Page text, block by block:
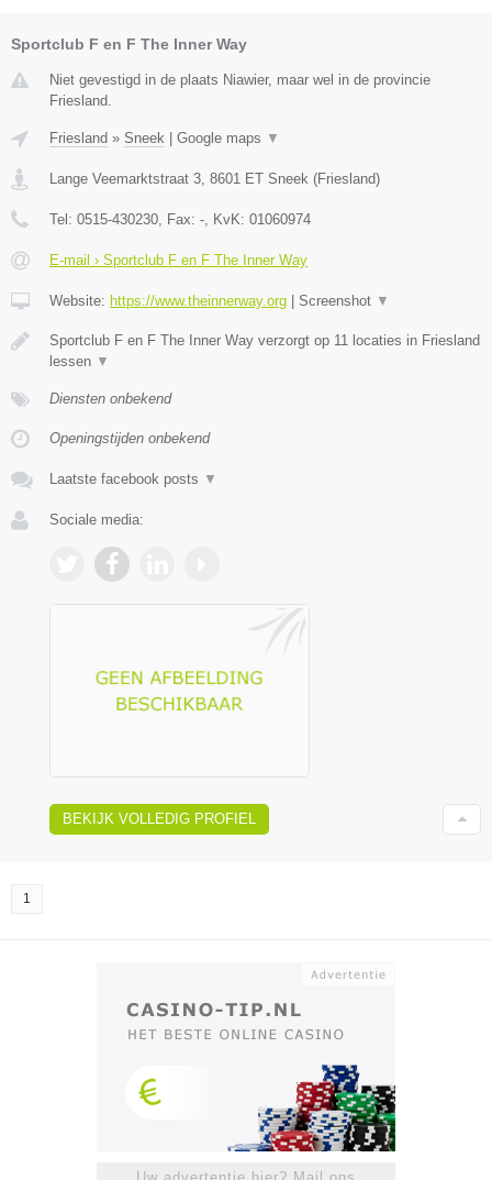
Sportclub F en F The Inner Way
Niet gevestigd in de plaats Niawier, maar wel in de provincie
Friesland.
Friesland » Sneek | Google maps ▼
Lange Veemarktstraat 3 8601 ET Sneek (Friesland)
Tel: 0515-430230 , Fax: - , KvK: 01060974
E-mail › Sportclub F en F The Inner Way
Website: https://www.theinnerway.org | Screenshot ▼
Sportclub F en F The Inner Way verzorgt op 11 locaties in Friesland
lessen ▼
Diensten onbekend
Openingstijden onbekend
Laatste facebook posts ▼
Sociale media:
BEKIJK VOLLEDIG PROFIEL
1